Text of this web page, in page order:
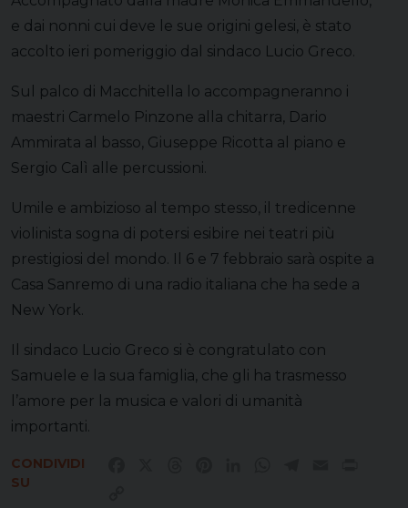
e dai nonni cui deve le sue origini gelesi, è stato
accolto ieri pomeriggio dal sindaco Lucio Greco.
Sul palco di Macchitella lo accompagneranno i
maestri Carmelo Pinzone alla chitarra, Dario
Ammirata al basso, Giuseppe Ricotta al piano e
Sergio Calì alle percussioni.
Umile e ambizioso al tempo stesso, il tredicenne
violinista sogna di potersi esibire nei teatri più
prestigiosi del mondo. Il 6 e 7 febbraio sarà ospite a
Casa Sanremo di una radio italiana che ha sede a
New York.
Il sindaco Lucio Greco si è congratulato con
Samuele e la sua famiglia, che gli ha trasmesso
l’amore per la musica e valori di umanità
importanti.
CONDIVIDI
SU